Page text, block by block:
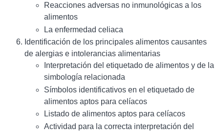
Reacciones adversas no inmunológicas a los
alimentos
La enfermedad celiaca
Identificación de los principales alimentos causantes
de alergias e intolerancias alimentarias
Interpretación del etiquetado de alimentos y de la
simbología relacionada
Símbolos identificativos en el etiquetado de
alimentos aptos para celíacos
Listado de alimentos aptos para celíacos
Actividad para la correcta interpretación del